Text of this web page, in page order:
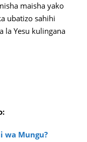
maisha yako
ubatizo sahihi
la Yesu kulingana
wa Mungu?